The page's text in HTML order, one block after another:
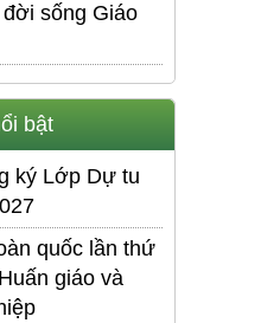
sống Giáo
bật
ký Lớp Dự tu
quốc lần thứ
giáo và